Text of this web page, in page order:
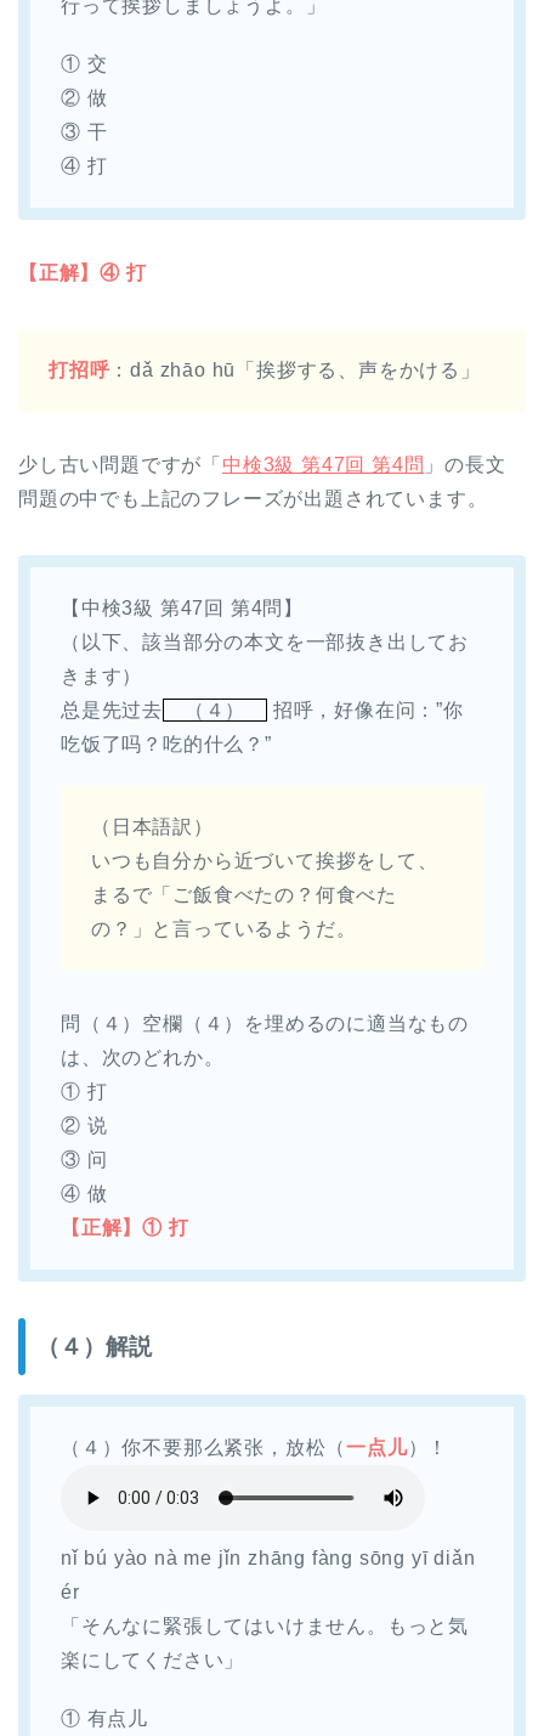
行って挨拶しましょうよ。」
① 交
② 做
③ 干
④ 打
【正解】④ 打
打招呼 ：dǎ zhāo hū「挨拶する、声をかける」
少し古い問題ですが「 中検3級 第47回 第4問 」の長文
問題の中でも上記のフレーズが出題されています。
【中検3級 第47回 第4問】
（以下、該当部分の本文を一部抜き出してお
きます）
总是先过去
（４）
招呼，好像在问：”你
吃饭了吗？吃的什么？”
（日本語訳）
いつも自分から近づいて挨拶をして、
まるで「ご飯食べたの？何食べた
の？」と言っているようだ。
問（４） 空欄（４）を埋めるのに適当なもの
は、次のどれか。
① 打
② 说
③ 问
④ 做
【正解】① 打
（４）解説
（４）你不要那么紧张，放松（一点儿）！
nǐ bú yào nà me jǐn zhāng fàng sōng yī diǎn
ér
「そんなに緊張してはいけません。もっと気
楽にしてください」
① 有点儿